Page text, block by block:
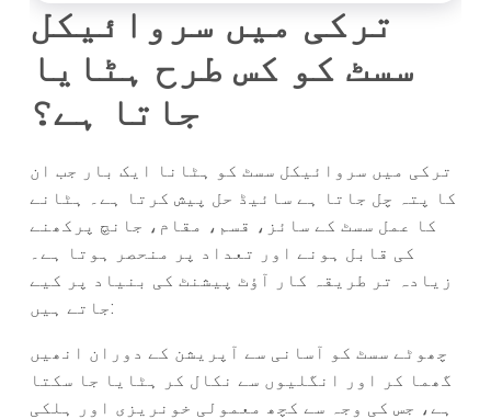
ترکی میں سروائیکل
سسٹ کو کس طرح ہٹایا
جاتا ہے؟
ترکی میں سروائیکل سسٹ کو ہٹانا
ایک بار جب ان
کا پتہ چل جاتا ہے سائیڈ حل پیش کرتا ہے۔ ہٹانے
کا عمل سسٹ کے سائز، قسم، مقام، جانچ پرکھنے
کی قابل ہونے اور تعداد پر منحصر ہوتا ہے۔
زیادہ تر طریقہ کار آؤٹ پیشنٹ کی بنیاد پر کیے
جاتے ہیں:
چھوٹے سسٹ کو آسانی سے آپریشن کے دوران انھیں
گھما کر اور انگلیوں سے نکال کر ہٹایا جا سکتا
ہے، جس کی وجہ سے کچھ معمولی خونریزی اور ہلکی